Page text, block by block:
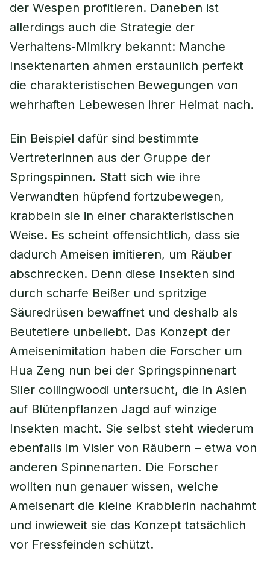
der Wespen profitieren. Daneben ist
allerdings auch die Strategie der
Verhaltens-Mimikry bekannt: Manche
Insektenarten ahmen erstaunlich perfekt
die charakteristischen Bewegungen von
wehrhaften Lebewesen ihrer Heimat nach.
Ein Beispiel dafür sind bestimmte
Vertreterinnen aus der Gruppe der
Springspinnen. Statt sich wie ihre
Verwandten hüpfend fortzubewegen,
krabbeln sie in einer charakteristischen
Weise. Es scheint offensichtlich, dass sie
dadurch Ameisen imitieren, um Räuber
abschrecken. Denn diese Insekten sind
durch scharfe Beißer und spritzige
Säuredrüsen bewaffnet und deshalb als
Beutetiere unbeliebt. Das Konzept der
Ameisenimitation haben die Forscher um
Hua Zeng nun bei der Springspinnenart
Siler collingwoodi untersucht, die in Asien
auf Blütenpflanzen Jagd auf winzige
Insekten macht. Sie selbst steht wiederum
ebenfalls im Visier von Räubern – etwa von
anderen Spinnenarten. Die Forscher
wollten nun genauer wissen, welche
Ameisenart die kleine Krabblerin nachahmt
und inwieweit sie das Konzept tatsächlich
vor Fressfeinden schützt.